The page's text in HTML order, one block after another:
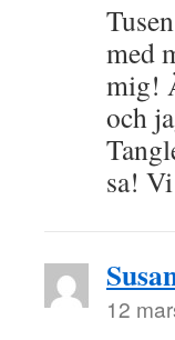
med
mig!
och
sa!
12